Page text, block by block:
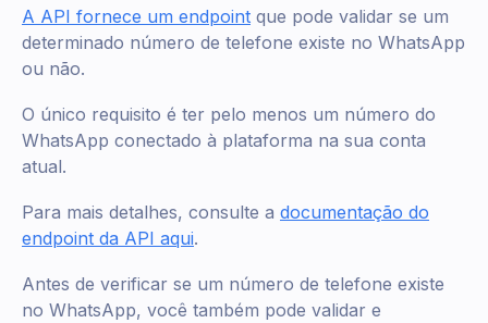
A API fornece um endpoint que pode validar se um
determinado número de telefone existe no WhatsApp
ou não.
O único requisito é ter pelo menos um número do
WhatsApp conectado à plataforma na sua conta
atual.
Para mais detalhes, consulte a documentação do
endpoint da API aqui.
Antes de verificar se um número de telefone existe
no WhatsApp, você também pode validar e